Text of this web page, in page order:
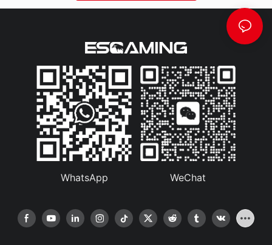
WhatsApp WeChat